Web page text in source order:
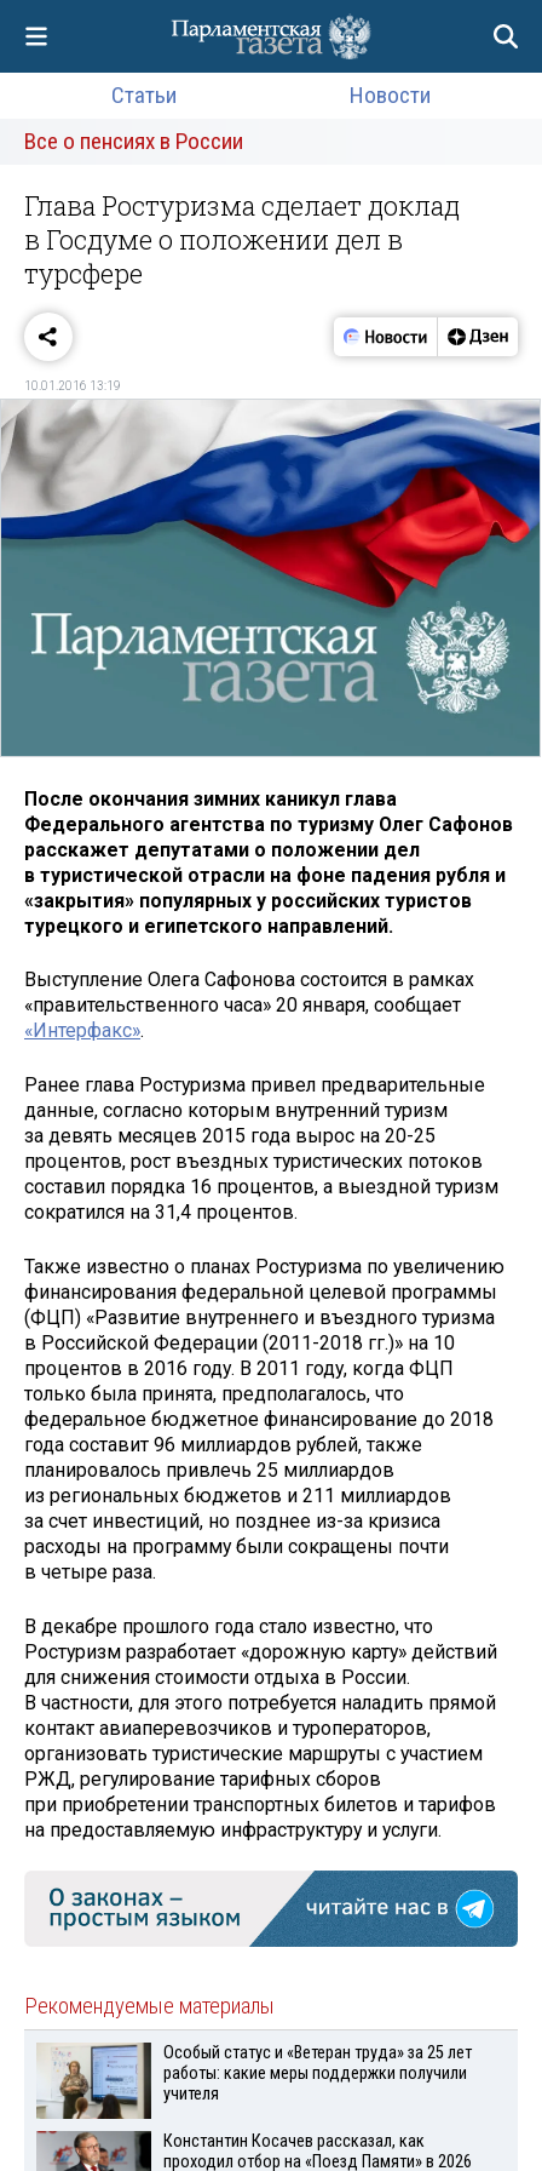
Статьи
Новости
Все о пенсиях в России
Глава Ростуризма сделает доклад
в Госдуме о положении дел в
турсфере
10.01.2016 13:19
После окончания зимних каникул глава
Федерального агентства по туризму Олег Сафонов
расскажет депутатами о положении дел
в туристической отрасли на фоне падения рубля и
«закрытия» популярных у российских туристов
турецкого и египетского направлений.
Выступление Олега Сафонова состоится в рамках
«правительственного часа» 20 января, сообщает
«Интерфакс».
Ранее глава Ростуризма привел предварительные
данные, согласно которым внутренний туризм
за девять месяцев 2015 года вырос на 20-25
процентов, рост въездных туристических потоков
составил порядка 16 процентов, а выездной туризм
сократился на 31,4 процентов.
Также известно о планах Ростуризма по увеличению
финансирования федеральной целевой программы
(ФЦП) «Развитие внутреннего и въездного туризма
в Российской Федерации (2011-2018 гг.)» на 10
процентов в 2016 году. В 2011 году, когда ФЦП
только была принята, предполагалось, что
федеральное бюджетное финансирование до 2018
года составит 96 миллиардов рублей, также
планировалось привлечь 25 миллиардов
из региональных бюджетов и 211 миллиардов
за счет инвестиций, но позднее из-за кризиса
расходы на программу были сокращены почти
в четыре раза.
В декабре прошлого года стало известно, что
Ростуризм разработает «дорожную карту» действий
для снижения стоимости отдыха в России.
В частности, для этого потребуется наладить прямой
контакт авиаперевозчиков и туроператоров,
организовать туристические маршруты с участием
РЖД, регулирование тарифных сборов
при приобретении транспортных билетов и тарифов
на предоставляемую инфраструктуру и услуги.
Рекомендуемые материалы
Особый статус и «Ветеран труда» за 25 лет
работы: какие меры поддержки получили
учителя
Константин Косачев рассказал, как
проходил отбор на «Поезд Памяти» в 2026